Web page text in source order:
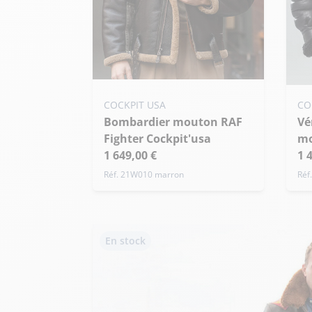
+ de taille
COCKPIT USA
Bombardier mouton RAF
Fighter Cockpit'usa
1 649,00 €
Réf. 21W010 marron
38
+
Véritable Bombardier
1
En stock